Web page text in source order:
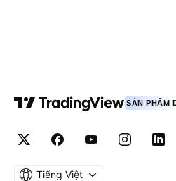
SẢN PHẨM
Tiếng Việt